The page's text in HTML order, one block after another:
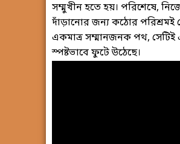
সম্মুখীন হতে হয়। পরিশেষে,
দাঁড়ানোর জন্য কঠোর পরিশ্রমই
একমাত্র সম্মানজনক পথ, সেটিই
স্পষ্টভাবে ফুটে উঠেছে।